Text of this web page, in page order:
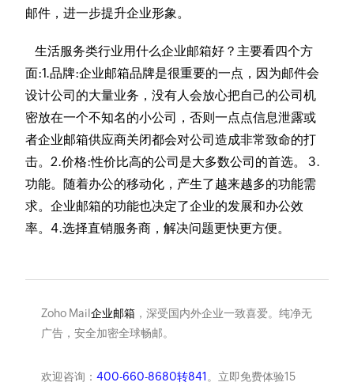
邮件，进一步提升企业形象。
生活服务类行业用什么企业邮箱好？主要看四个方
面:1.品牌:企业邮箱品牌是很重要的一点，因为邮件会
设计公司的大量业务，没有人会放心把自己的公司机
密放在一个不知名的小公司，否则一点点信息泄露或
者企业邮箱供应商关闭都会对公司造成非常致命的打
击。2.价格:性价比高的公司是大多数公司的首选。 3.
功能。随着办公的移动化，产生了越来越多的功能需
求。企业邮箱的功能也决定了企业的发展和办公效
率。4.选择直销服务商，解决问题更快更方便。
Zoho Mail企业邮箱，深受国内外企业一致喜爱。纯净无
广告，安全加密全球畅邮。
欢迎咨询： 400-660-8680转841 。立即免费体验15